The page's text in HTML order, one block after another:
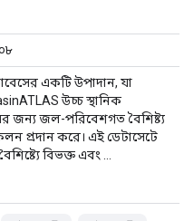
একটি উপাদান, যা
উচ্চ স্থানিক
জন্য জল-পরিবেশগত বৈশিষ্ট্য
প্রদান করে। এই ডেটাসেটে
বিভক্ত এবং …